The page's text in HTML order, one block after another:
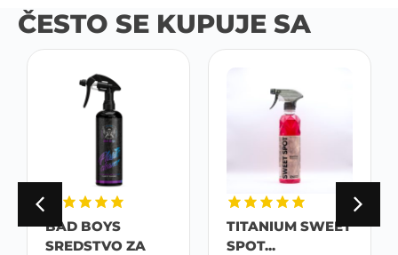
ČESTO SE KUPUJE SA
BAD BOYS
SREDSTVO ZA
TITANIUM SWEET
SPOT...